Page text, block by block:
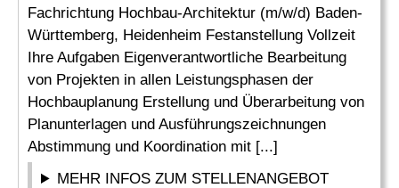
Fachrichtung Hochbau-Architektur (m/w/d) Baden-
Württemberg, Heidenheim Festanstellung Vollzeit
Ihre Aufgaben Eigenverantwortliche Bearbeitung
von Projekten in allen Leistungsphasen der
Hochbauplanung Erstellung und Überarbeitung von
Planunterlagen und Ausführungszeichnungen
Abstimmung und Koordination mit [...]
MEHR INFOS ZUM STELLENANGEBOT